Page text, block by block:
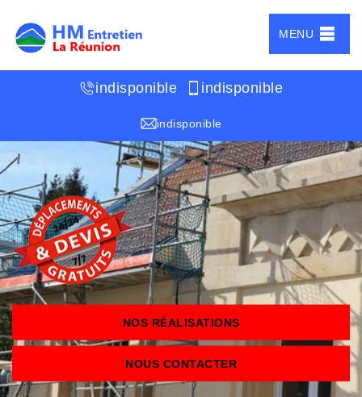
MENU
indisponible indisponible
indisponible
NOS RÉALISATIONS
NOUS CONTACTER